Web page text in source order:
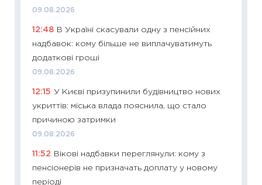
09.08.2026
12:48 В Україні скасували одну з пенсійних
надбавок: кому більше не виплачуватимуть
додаткові гроші
09.08.2026
12:15 У Києві призупинили будівництво нових
укриттів: міська влада пояснила, що стало
причиною затримки
09.08.2026
11:52
Вікові надбавки переглянули: кому з
пенсіонерів не призначать доплату у новому
періоді